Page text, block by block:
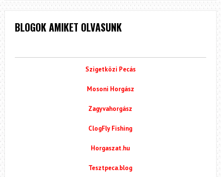
BLOGOK AMIKET OLVASUNK
Szigetközi Pecás
Mosoni Horgász
Zagyvahorgász
ClogFly Fishing
Horgaszat.hu
Tesztpeca.blog